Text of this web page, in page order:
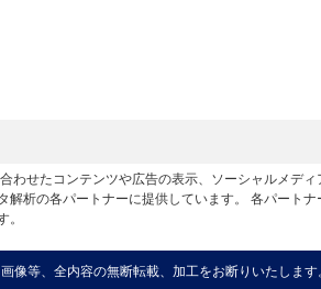
わせたコンテンツや広告の表示、ソーシャルメデ
解析の各パートナーに提供しています。 各パート
。
等、全内容の無断転載、加工をお断りいたします